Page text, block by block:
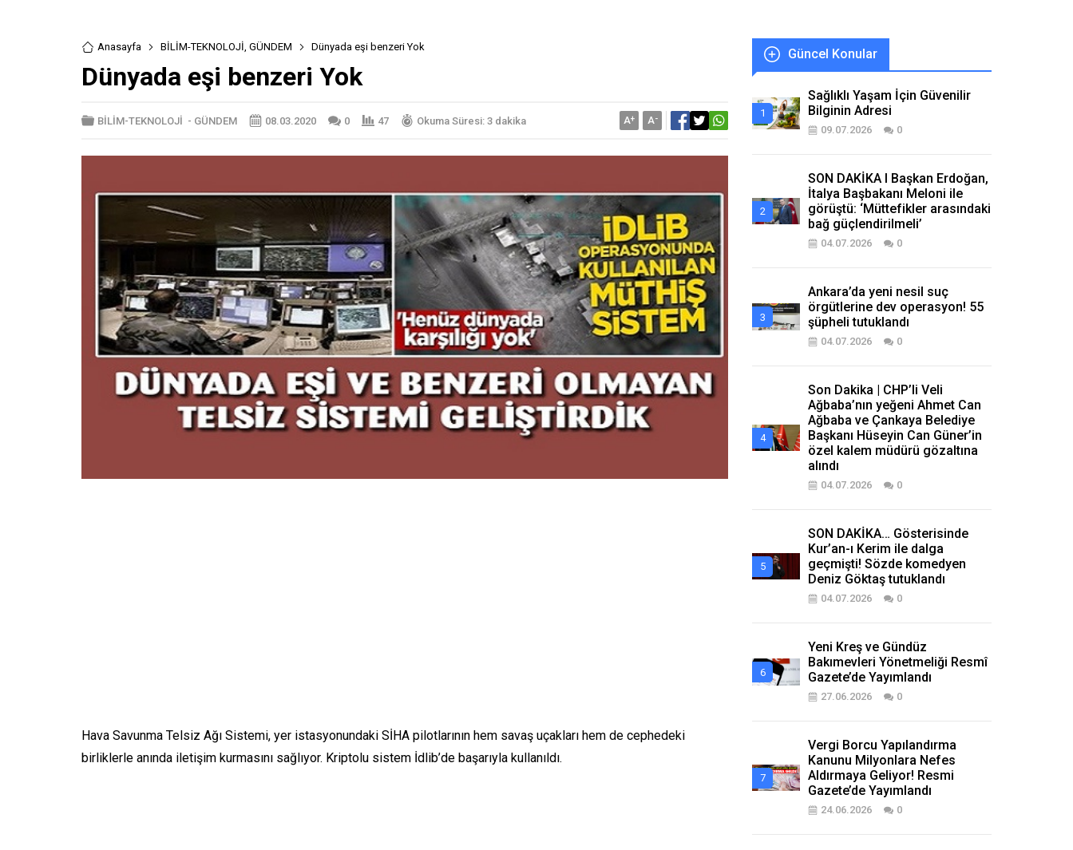
Anasayfa BİLİM-TEKNOLOJİ, GÜNDEM Dünyada eşi benzeri Yok
Dünyada eşi benzeri Yok
BİLİM-TEKNOLOJİ - GÜNDEM 08.03.2020 0 47 Okuma Süresi: 3 dakika A+ A-
Hava Savunma Telsiz Ağı Sistemi, yer istasyonundaki SİHA pilotlarının hem savaş uçakları hem de cephedeki
birliklerle anında iletişim kurmasını sağlıyor. Kriptolu sistem İdlib’de başarıyla kullanıldı.
Güncel Konular
Sağlıklı Yaşam İçin Güvenilir
Bilginin Adresi
09.07.2026 0
SON DAKİKA I Başkan Erdoğan,
İtalya Başbakanı Meloni ile
görüştü: ‘Müttefikler arasındaki
bağ güçlendirilmeli’
04.07.2026 0
Ankara’da yeni nesil suç
örgütlerine dev operasyon! 55
şüpheli tutuklandı
04.07.2026 0
Son Dakika | CHP’li Veli
Ağbaba’nın yeğeni Ahmet Can
Ağbaba ve Çankaya Belediye
Başkanı Hüseyin Can Güner’in
özel kalem müdürü gözaltına
alındı
04.07.2026 0
SON DAKİKA… Gösterisinde
Kur’an-ı Kerim ile dalga
geçmişti! Sözde komedyen
Deniz Göktaş tutuklandı
04.07.2026 0
Yeni Kreş ve Gündüz
Bakımevleri Yönetmeliği Resmî
Gazete’de Yayımlandı
27.06.2026 0
Vergi Borcu Yapılandırma
Kanunu Milyonlara Nefes
Aldırmaya Geliyor! Resmi
Gazete’de Yayımlandı
24.06.2026 0